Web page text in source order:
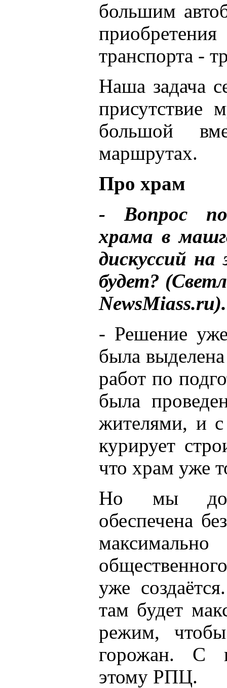
большим
транспорта -
Наша задача
присутствие
большой
маршрутах.
Про храм
- Вопрос по
храма в
дискуссий
будет?
NewsMiass.ru).
- Решение
была
работ по
была
жителями, и
курирует
что храм уже
Но мы
обеспечена
уже
там будет
режим,
горожан. С
этому РПЦ.